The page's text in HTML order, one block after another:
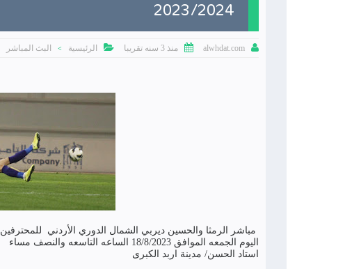
2023/2024

alwhdat.com
 منذ 3 سنه تقريبا  الرئيسية > البث المباشر
مباشر الرمثا والحسين ديربي الشمال الدوري الأردني للمحترفين 2023/2024
اليوم الجمعه الموافق 18/8/2023 الساعه التاسعه والنصف مساء
استاد الحسن/ مدينة اربد الكبرى